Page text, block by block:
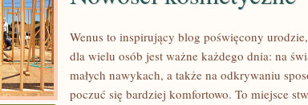
Wenus to inspirujący blog poświęcony
dla wielu osób jest ważne każdego dnia: na
małych nawykach, a także na odkrywaniu
poczuć się bardziej komfortowo. To miejsce